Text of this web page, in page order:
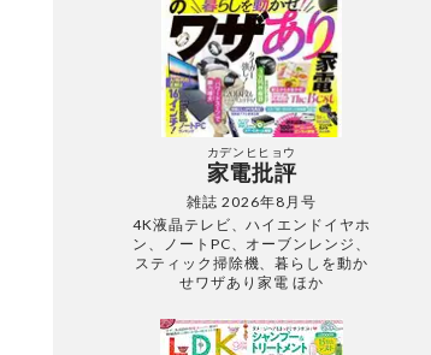
カデンヒヒョウ
家電批評
雑誌 2026年8月号
4K液晶テレビ、ハイエンドイヤホ
ン、ノートPC、オーブンレンジ、
スティック掃除機、暮らしを動か
せワザあり家電 ほか